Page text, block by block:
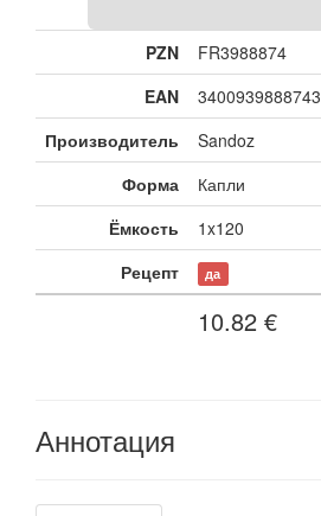
PZN
FR3988874
EAN
3400939888743
Производитель
Sandoz
Форма
Капли
Ёмкость
1x120
Рецепт
да
10.82 €
Аннотация